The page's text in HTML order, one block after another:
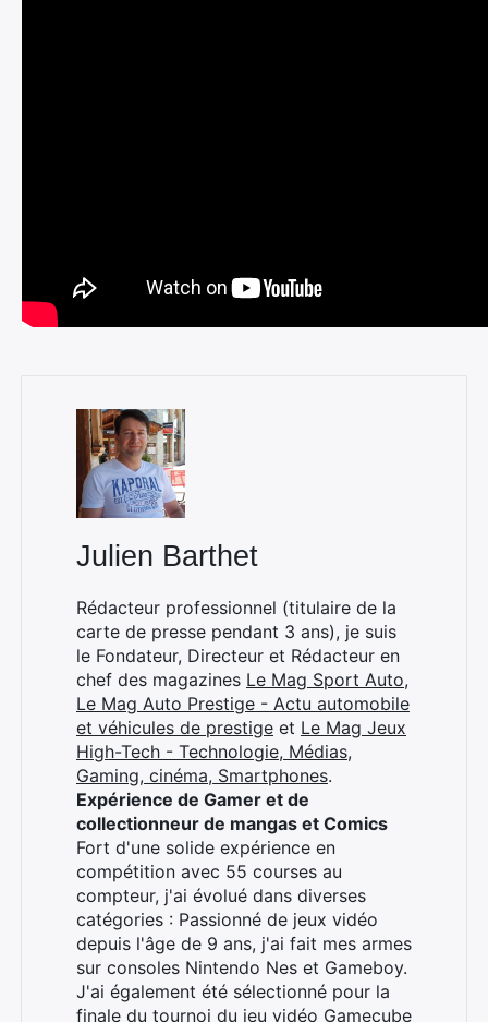
Julien Barthet
Rédacteur professionnel (titulaire de la
carte de presse pendant 3 ans), je suis
le Fondateur, Directeur et Rédacteur en
chef des magazines Le Mag Sport Auto,
Le Mag Auto Prestige - Actu automobile
et véhicules de prestige et Le Mag Jeux
High-Tech - Technologie, Médias,
Gaming, cinéma, Smartphones.
Expérience de Gamer et de
collectionneur de mangas et Comics
Fort d'une solide expérience en
compétition avec 55 courses au
compteur, j'ai évolué dans diverses
catégories : Passionné de jeux vidéo
depuis l'âge de 9 ans, j'ai fait mes armes
sur consoles Nintendo Nes et Gameboy.
J'ai également été sélectionné pour la
finale du tournoi du jeu vidéo Gamecube